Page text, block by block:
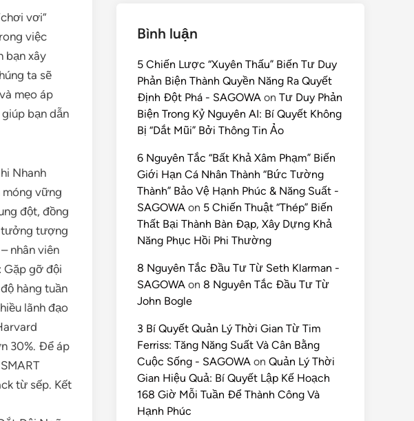
vơi”
việc
bạn xây
ta sẽ
mẹo áp
bạn dẫn
Nhanh
móng vững
đột, đồng
tưởng tượng
nhân viên
Gặp gỡ đội
hàng tuần
lãnh đạo
30%. Để áp
từ sếp. Kết
Bình luận
5 Chiến Lược “Xuyên Thấu” Biến Tư Duy
Phản Biện Thành Quyền Năng Ra Quyết
Định Đột Phá - SAGOWA on Tư Duy Phản
Biện Trong Kỷ Nguyên AI: Bí Quyết Không
Bị “Dắt Mũi” Bởi Thông Tin Ảo
6 Nguyên Tắc “Bất Khả Xâm Phạm” Biến
Giới Hạn Cá Nhân Thành “Bức Tường
Thành” Bảo Vệ Hạnh Phúc & Năng Suất -
SAGOWA on 5 Chiến Thuật “Thép” Biến
Thất Bại Thành Bàn Đạp, Xây Dựng Khả
Năng Phục Hồi Phi Thường
8 Nguyên Tắc Đầu Tư Từ Seth Klarman -
SAGOWA on 8 Nguyên Tắc Đầu Tư Từ
John Bogle
3 Bí Quyết Quản Lý Thời Gian Từ Tim
Ferriss: Tăng Năng Suất Và Cân Bằng
Cuộc Sống - SAGOWA on Quản Lý Thời
Gian Hiệu Quả: Bí Quyết Lập Kế Hoạch
168 Giờ Mỗi Tuần Để Thành Công Và
Hạnh Phúc